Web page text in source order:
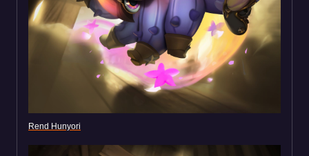
Rend Hunyori